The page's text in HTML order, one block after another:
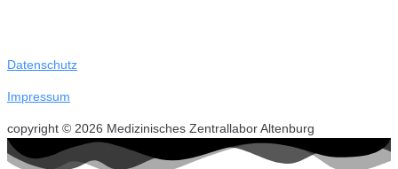
Datenschutz
Impressum
copyright © 2026 Medizinisches Zentrallabor Altenburg